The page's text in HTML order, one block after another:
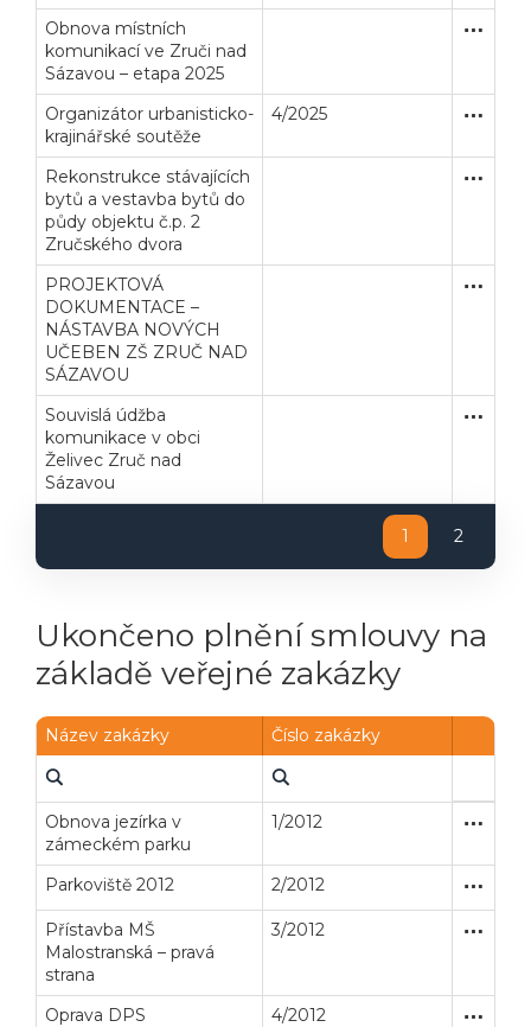
Obnova místních
komunikací ve Zruči nad
Sázavou – etapa 2025
Organizátor urbanisticko-
krajinářské soutěže
4/2025 Služby
Rekonstrukce stávajících
bytů a vestavba bytů do
půdy objektu č.p. 2
Zručského dvora
PROJEKTOVÁ
DOKUMENTACE –
NÁSTAVBA NOVÝCH
UČEBEN ZŠ ZRUČ NAD
SÁZAVOU
Služby
Souvislá údžba
komunikace v obci
Želivec Zruč nad
Sázavou
1 2
Ukončeno plnění smlouvy na
základě veřejné zakázky
Název zakázky Číslo zakázky
Obnova jezírka v
zámeckém parku
1/2012
Parkoviště 2012 2/2012
Přístavba MŠ
Malostranská – pravá
strana
3/2012
Oprava DPS 4/2012